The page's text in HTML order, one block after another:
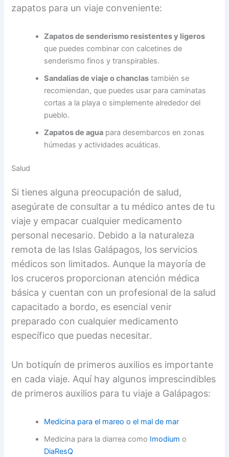
zapatos para un viaje conveniente:
Zapatos de senderismo resistentes y ligeros
que puedes combinar con calcetines de
senderismo finos y transpirables.
Sandalias de viaje o chanclas también se
recomiendan, que puedes usar para caminatas
cortas a la playa o simplemente alrededor del
pueblo.
Zapatos de agua para desembarcos en zonas
húmedas y actividades acuáticas.
Salud
Si tienes alguna preocupación de salud,
asegúrate de consultar a tu médico antes de tu
viaje y empacar cualquier medicamento
personal necesario. Debido a la naturaleza
remota de las Islas Galápagos, los servicios
médicos son limitados. Aunque la mayoría de
los cruceros proporcionan atención médica
básica y cuentan con un profesional de la salud
capacitado a bordo, es esencial venir
preparado con cualquier medicamento
específico que puedas necesitar.
Un botiquín de primeros auxilios es importante
en cada viaje. Aquí hay algunos imprescindibles
de primeros auxilios para tu viaje a Galápagos:
Medicina para el mareo o el mal de mar
Medicina para la diarrea como Imodium o
DiaResQ